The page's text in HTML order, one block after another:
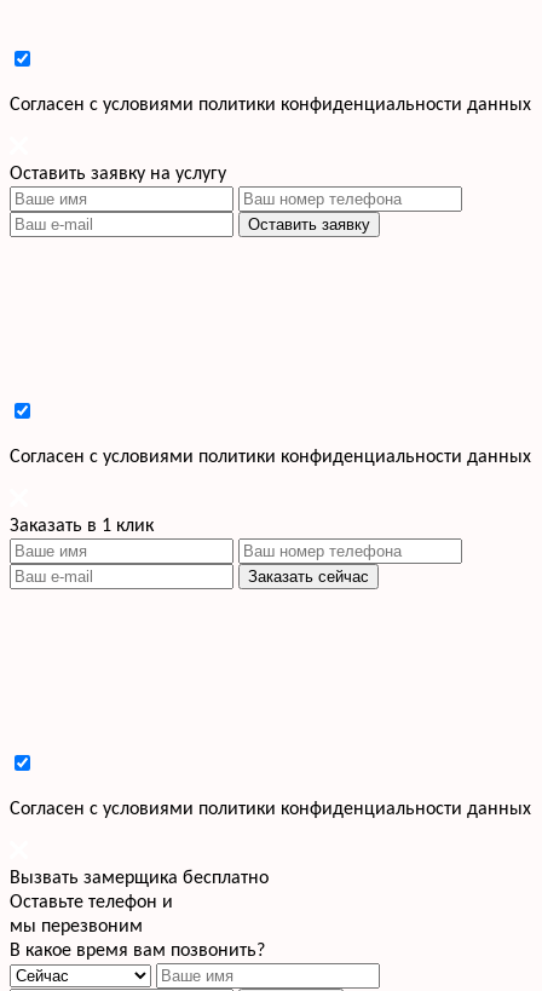
Cогласен с условиями политики конфиденциальности данных
Оставить заявку на услугу
Оставить заявку
Cогласен с условиями политики конфиденциальности данных
Заказать в 1 клик
Заказать сейчас
Cогласен с условиями политики конфиденциальности данных
Вызвать замерщика бесплатно
Оставьте телефон и
мы перезвоним
В какое время вам позвонить?